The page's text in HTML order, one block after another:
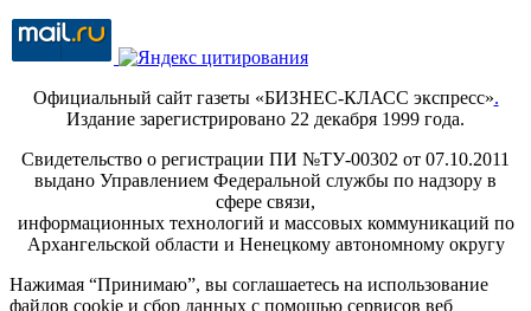
Официальный сайт газеты «БИЗНЕС-КЛАСС экспресс».
Издание зарегистрировано 22 декабря 1999 года.
Свидетельство о регистрации ПИ №ТУ-00302 от 07.10.2011
выдано Управлением Федеральной службы по надзору в
сфере связи,
информационных технологий и массовых коммуникаций по
Архангельской области и Ненецкому автономному округу
Нажимая “Принимаю”, вы соглашаетесь на использование
файлов cookie и сбор данных с помощью сервисов веб